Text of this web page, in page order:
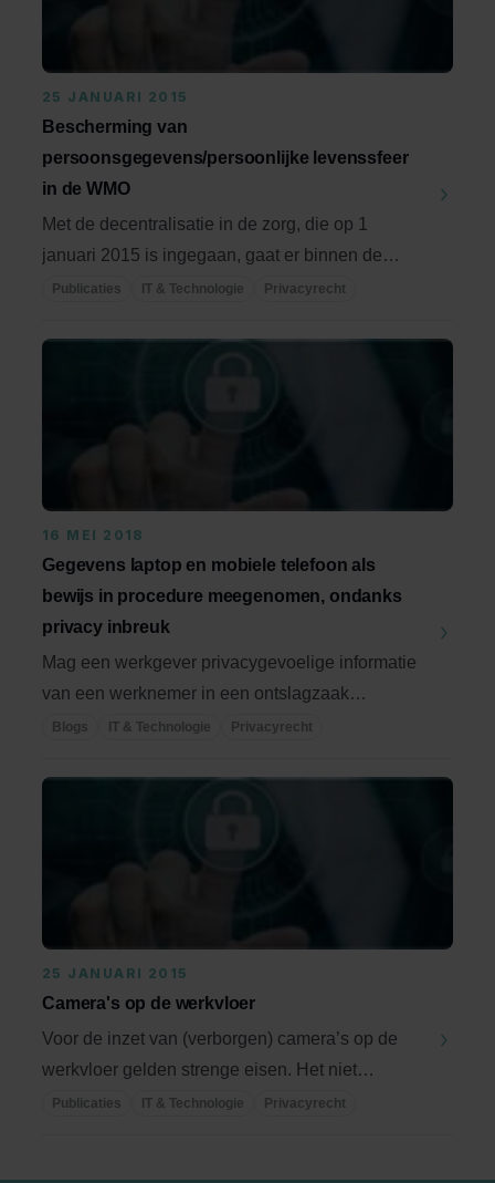
25 JANUARI 2015
Bescherming van
persoonsgegevens/persoonlijke levenssfeer
in de WMO
Met de decentralisatie in de zorg, die op 1
januari 2015 is ingegaan, gaat er binnen de
gemeente ...
Publicaties IT & Technologie Privacyrecht
16 MEI 2018
Gegevens laptop en mobiele telefoon als
bewijs in procedure meegenomen, ondanks
privacy inbreuk
Mag een werkgever privacygevoelige informatie
van een werknemer in een ontslagzaak
gebruiken? Over ...
Blogs IT & Technologie Privacyrecht
25 JANUARI 2015
Camera's op de werkvloer
Voor de inzet van (verborgen) camera’s op de
werkvloer gelden strenge eisen. Het niet
naleven van ...
Publicaties IT & Technologie Privacyrecht